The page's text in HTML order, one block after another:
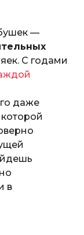
—
С годами
даже
в